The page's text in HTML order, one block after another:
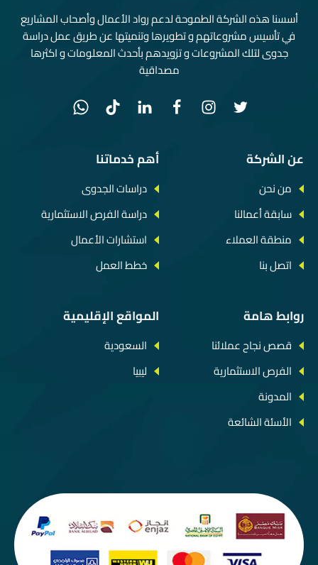
أسسنا هذه الشركة الطموحة لدعم رواد الأعمال وأصحاب المشاريع
في تأسيس مشروعاتهم و تطويرها وتنميتها عن طريق عمل دراسة
جدوى لتلك المشروعات و تزويدهم بأحدث المعلومات و اكثرها
مصداقية
عن الشركة
من نحن
سابقة أعمالنا
منطقة العملاء
اتصل بنا
أهم خدماتنا
دراسات الجدوى
دراسة الفرص الاستثمارية
استشارات الأعمال
خطط العمل
روابط هامة
قصص نجاح عملائنا
الفرص الاستثمارية
المدونة
الأسئة الشائعة
المواقع الإقليمية
السعودية
ليبيا